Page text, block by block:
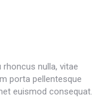
nulla, vitae
porta pellentesque
euismod consequat.